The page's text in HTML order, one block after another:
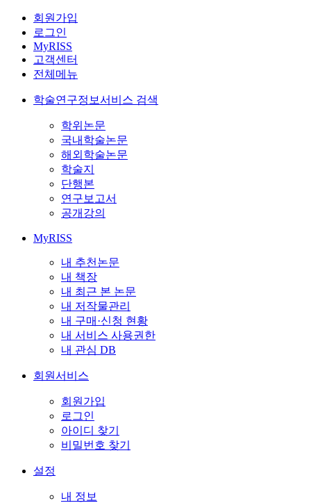
회원가입
로그인
MyRISS
고객센터
전체메뉴
학술연구정보서비스 검색
학위논문
국내학술논문
해외학술논문
학술지
단행본
연구보고서
공개강의
MyRISS
내 추천논문
내 책장
내 최근 본 논문
내 저작물관리
내 구매·신청 현황
내 서비스 사용권한
내 관심 DB
회원서비스
회원가입
로그인
아이디 찾기
비밀번호 찾기
설정
내 정보